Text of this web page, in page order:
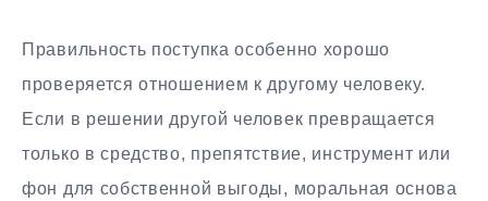
Правильность поступка особенно хорошо
проверяется отношением к другому человеку.
Если в решении другой человек превращается
только в средство, препятствие, инструмент или
фон для собственной выгоды, моральная основа